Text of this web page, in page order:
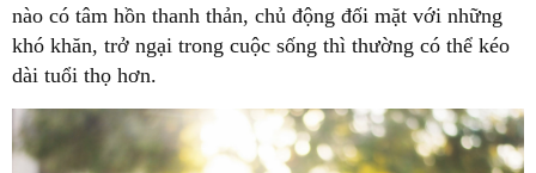
nào có tâm hồn thanh thản, chủ động đối mặt với những
khó khăn, trở ngại trong cuộc sống thì thường có thể kéo
dài tuổi thọ hơn.